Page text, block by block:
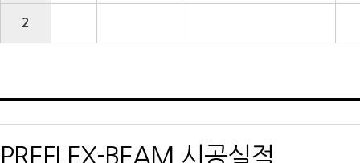
2
PREFLEX-BEAM 시공실적